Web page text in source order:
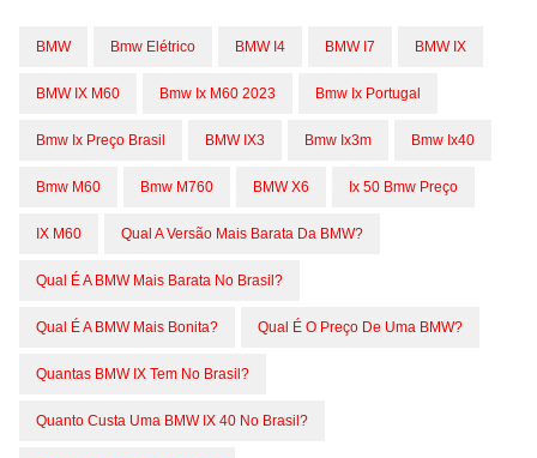
BMW Bmw Elétrico BMW I4 BMW I7 BMW IX
BMW IX M60 Bmw Ix M60 2023 Bmw Ix Portugal
Bmw Ix Preço Brasil BMW IX3 Bmw Ix3m Bmw Ix40
Bmw M60 Bmw M760 BMW X6 Ix 50 Bmw Preço
IX M60 Qual A Versão Mais Barata Da BMW?
Qual É A BMW Mais Barata No Brasil?
Qual É A BMW Mais Bonita? Qual É O Preço De Uma BMW?
Quantas BMW IX Tem No Brasil?
Quanto Custa Uma BMW IX 40 No Brasil?